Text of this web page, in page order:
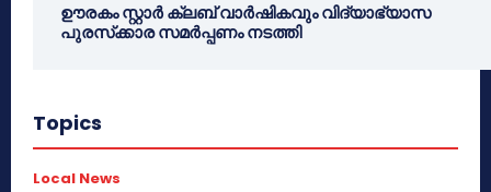
ഊരകം സ്റ്റാർ ക്ലബ് വാർഷികവും വിദ്യാഭ്യാസ
പുരസ്‌ക്കാര സമർപ്പണം നടത്തി
Topics
Local News